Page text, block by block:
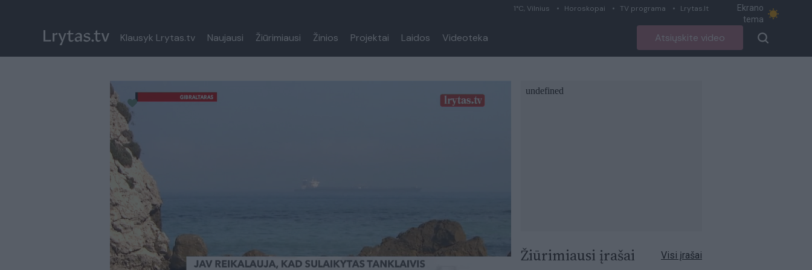
1°C, Vilnius Horoskopai TV programa Lrytas.lt
Ekrano
tema
Klausyk Lrytas.tv Naujausi Žiūrimiausi Žinios Projektai Laidos Videoteka Atsiųskite video
Paremkite Ukrainą
Žiūrimiausi įrašai Visi įrašai